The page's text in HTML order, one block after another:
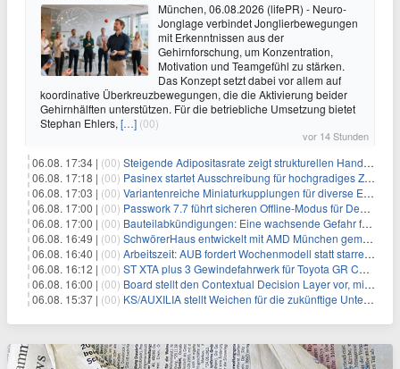
München, 06.08.2026 (lifePR) - Neuro-
Jonglage verbindet Jonglierbewegungen
mit Erkenntnissen aus der
Gehirnforschung, um Konzentration,
Motivation und Teamgefühl zu stärken.
Das Konzept setzt dabei vor allem auf
koordinative Überkreuzbewegungen, die die Aktivierung beider
Gehirnhälften unterstützen. Für die betriebliche Umsetzung bietet
Stephan Ehlers, […] (00)
vor 14 Stunden
06.08. 17:34 | (00) Steigende Adipositasrate zeigt strukturellen Handlungsbedarf bei der Ernährung schulpflichtiger Kinder
06.08. 17:18 | (00) Pasinex startet Ausschreibung für hochgradiges Zinksulfidkonzentrat mit Germanium- und Silbergehalten und stellt ein Betriebsupdate bereit
06.08. 17:03 | (00) Variantenreiche Miniaturkupplungen für diverse Einsatzbereiche
06.08. 17:00 | (00) Passwork 7.7 führt sicheren Offline-Modus für Desktop- und Mobile-Apps ein
06.08. 17:00 | (00) Bauteilabkündigungen: Eine wachsende Gefahr für industrielle Elektroniksysteme
06.08. 16:49 | (00) SchwörerHaus entwickelt mit AMD München gemeinsam Tiny-Living-Konzepte und erhalten dafür den New Living Award
06.08. 16:40 | (00) Arbeitszeit: AUB fordert Wochenmodell statt starrer Tagesgrenze
06.08. 16:12 | (00) ST XTA plus 3 Gewindefahrwerk für Toyota GR Corolla entwickelt: Erstklassige Straßenlage in jeder Situation
06.08. 16:00 | (00) Board stellt den Contextual Decision Layer vor, mit dem Unternehmensdaten und KI-Investitionen in intelligentere Geschäftsentscheidungen umgesetzt wer
06.08. 15:37 | (00) KS/AUXILIA stellt Weichen für die zukünftige Unternehmensführung